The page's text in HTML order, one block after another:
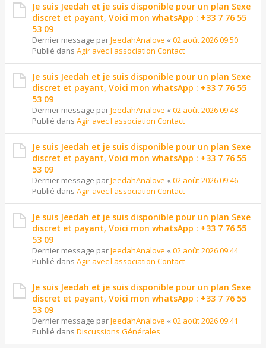
Je suis Jeedah et je suis disponible pour un plan Sexe
discret et payant, Voici mon whatsApp : +33 7 76 55
53 09
Dernier message parJeedahAnalove « 02 août 2026 09:50
Publié dans Agir avec l'association Contact
Je suis Jeedah et je suis disponible pour un plan Sexe
discret et payant, Voici mon whatsApp : +33 7 76 55
53 09
Dernier message parJeedahAnalove « 02 août 2026 09:48
Publié dans Agir avec l'association Contact
Je suis Jeedah et je suis disponible pour un plan Sexe
discret et payant, Voici mon whatsApp : +33 7 76 55
53 09
Dernier message parJeedahAnalove « 02 août 2026 09:46
Publié dans Agir avec l'association Contact
Je suis Jeedah et je suis disponible pour un plan Sexe
discret et payant, Voici mon whatsApp : +33 7 76 55
53 09
Dernier message parJeedahAnalove « 02 août 2026 09:44
Publié dans Agir avec l'association Contact
Je suis Jeedah et je suis disponible pour un plan Sexe
discret et payant, Voici mon whatsApp : +33 7 76 55
53 09
Dernier message parJeedahAnalove « 02 août 2026 09:41
Publié dans Discussions Générales